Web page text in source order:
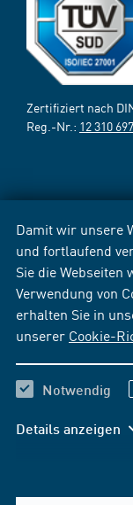
Damit wir unsere
und fortlaufend
Sie die
Verwendung von
erhalten Sie in
unserer Cookie-
Notwendig
Details anzeigen
Zertifiziert nach
Reg.-Nr.: 12 310